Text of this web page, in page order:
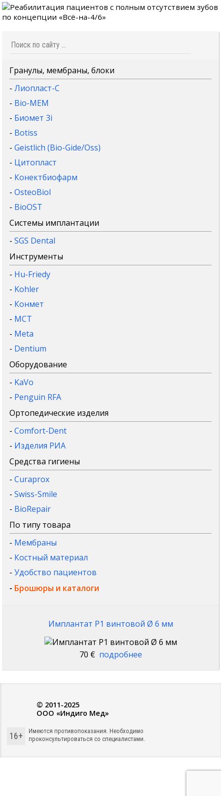
Гранулы, мембраны, блоки
-Лиопласт-С
- Bio-MEM
- Биомет 3i
- Botiss
-Geistlich (Bio-Gide/Oss)
- Цитопласт
- Конектбиофарм
-OsteoBiol
- BioOST
Системы имплантации
-SGS Dental
Инструменты
- Hu-Friedy
- Kohler
- Конмет
- MCT
- Meta
- Dentium
Оборудование
- KaVo
- Penguin RFA
Ортопедические изделия
-Comfort-Dent
- Изделия РИА
Средства гигиены
-Curaprox
-Swiss-Smile
- BioRepair
По типу товара
- Мембраны
- Костный материал
-Удобство пациентов
- Брошюры и каталоги
Имплантат P1 винтовой Ø 6 мм
70 € подробнее
© 2011-2025
ООО «Индиго Мед»
16+
Имеются противопоказания. Необходимо
проконсультироваться со специалистами.